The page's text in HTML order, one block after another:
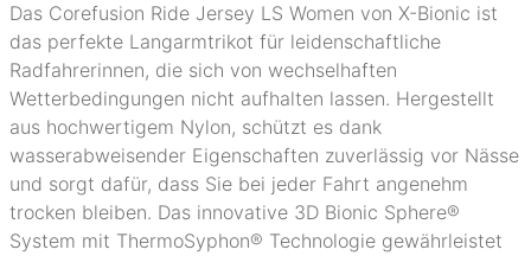
Das Corefusion Ride Jersey LS Women von X-Bionic ist
das perfekte Langarmtrikot für leidenschaftliche
Radfahrerinnen, die sich von wechselhaften
Wetterbedingungen nicht aufhalten lassen. Hergestellt
aus hochwertigem Nylon, schützt es dank
wasserabweisender Eigenschaften zuverlässig vor Nässe
und sorgt dafür, dass Sie bei jeder Fahrt angenehm
trocken bleiben. Das innovative 3D Bionic Sphere®
System mit ThermoSyphon® Technologie gewährleistet